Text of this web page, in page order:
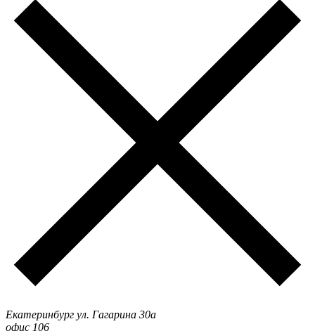
Екатеринбург ул. Гагарина 30а
офис 106